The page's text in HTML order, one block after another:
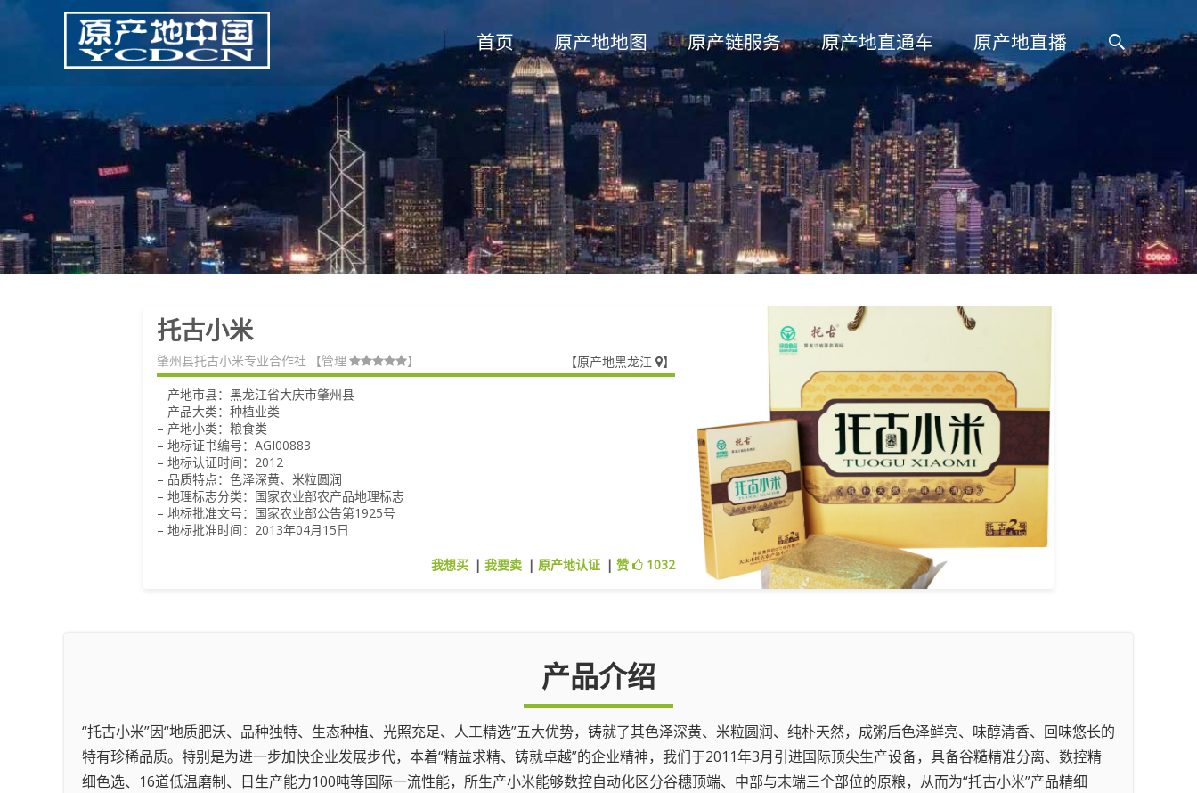
首页
原产地地图 原产链服务 原产地直通车 原产地直播
搜
索:
托古小米
肇州县托古小米专业合作社 【管理 】 【原产地黑龙江 】
– 产地市县：黑龙江省大庆市肇州县
– 产品大类：种植业类
– 产地小类：粮食类
– 地标证书编号：AGI00883
– 地标认证时间：2012
– 品质特点：色泽深黄、米粒圆润
– 地理标志分类：国家农业部农产品地理标志
– 地标批准文号：国家农业部公告第1925号
– 地标批准时间：2013年04月15日
我想买 |我要卖 | 原产地认证 |赞 1032
产品介绍
“托古小米”因“地质肥沃、品种独特、生态种植、光照充足、人工精选”五大优势，铸就了其色泽深黄、米粒圆润、纯朴天然，成粥后色泽鲜亮、味醇清香、回味悠长的
特有珍稀品质。特别是为进一步加快企业发展步代，本着“精益求精、铸就卓越”的企业精神，我们于2011年3月引进国际顶尖生产设备，具备谷糙精准分离、数控精
细色选、16道低温磨制、日生产能力100吨等国际一流性能，所生产小米能够数控自动化区分谷穗顶端、中部与末端三个部位的原粮，从而为“托古小米”产品精细